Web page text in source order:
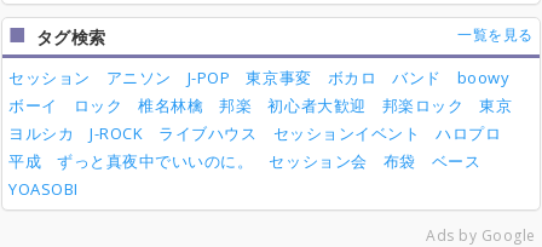
タグ検索 一覧を見る
セッション アニソン J-POP 東京事変 ボカロ バンド
boowy
ボーイ
ロック 椎名林檎 邦楽 初心者大歓迎 邦楽ロック
東京
ヨルシカ
J-ROCK ライブハウス セッションイベント
ハロプロ
平成
ずっと真夜中でいいのに。 セッション会 布袋
ベース
YOASOBI
Ads by Google